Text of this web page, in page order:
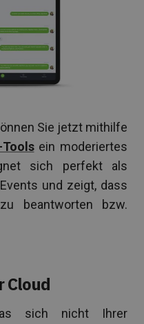
Sie jetzt mithilfe
Tools ein moderiertes
sich perfekt als
und zeigt, dass
beantworten bzw.
Cloud
sich nicht Ihrer